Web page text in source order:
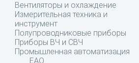
Вентиляторы и охлаждение
Измерительная техника и
инструмент
Полупроводниковые приборы
Приборы ВЧ и СВЧ
Промышленная автоматизация
EAO